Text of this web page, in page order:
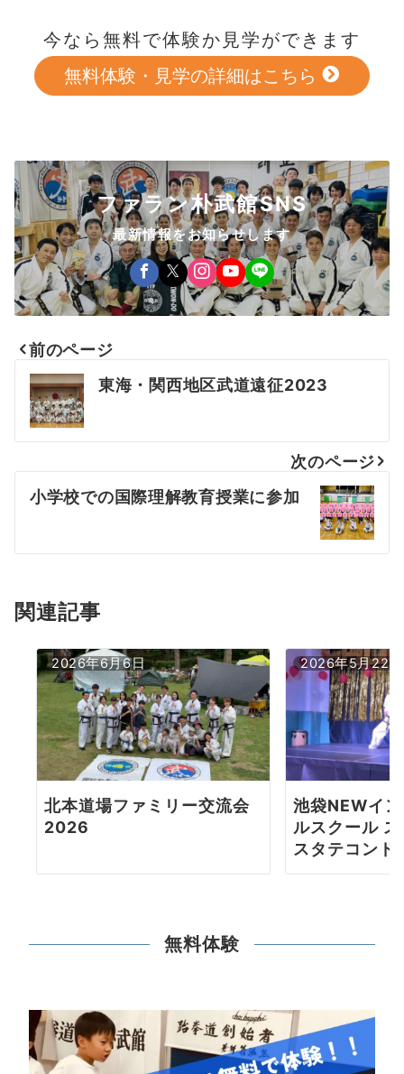
今なら無料で体験か見学ができます
無料体験・見学の詳細はこちら
ファラン朴武館SNS
最新情報をお知らせします
投
稿
ナ
ビ
ゲ
ョ
ン
前のページ
東海・関西地区武道遠征2023
次のページ
小学校での国際理解教育授業に参加
関連記事
2026年6月6日
北本道場ファミリー交流会
2026
2026年5月22日
池袋NEWイ
ルスクール
スタテコンド
無料体験